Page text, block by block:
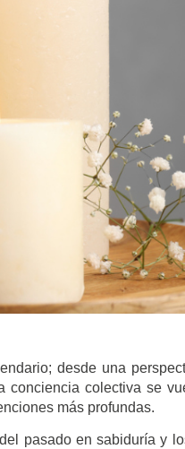
desde una
conciencia colectiva se
más profundas.
pasado en sabiduría y